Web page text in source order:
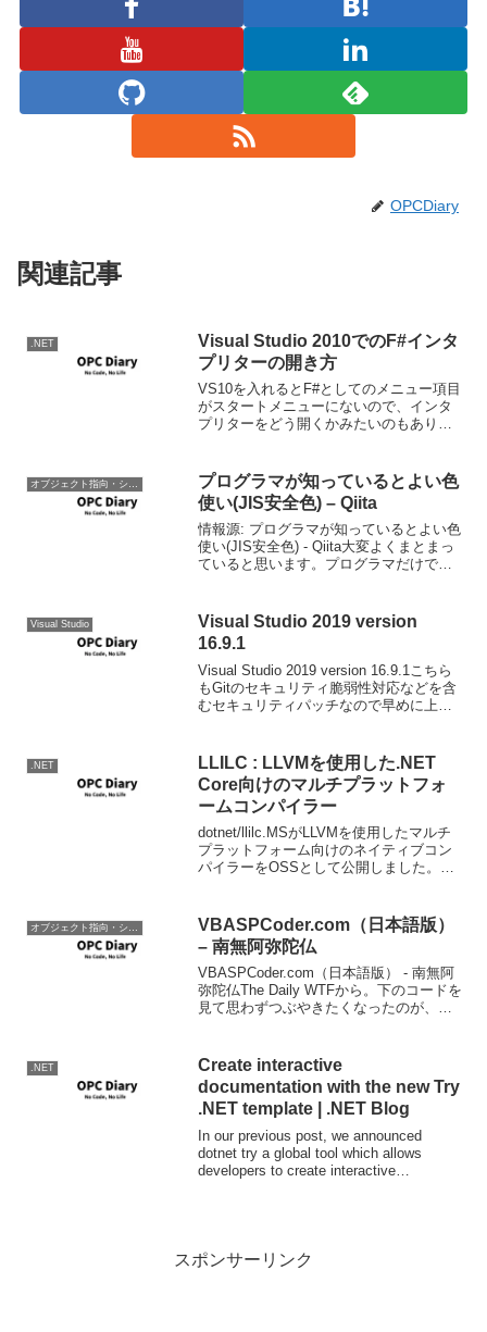
OPCDiary
関連記事
.NET
Visual Studio 2010でのF#インタ
プリターの開き方
VS10を入れるとF#としてのメニュー項目
がスタートメニューにないので、インタ
プリターをどう開くかみたいのもありま
ば必要なパスは通っているようなので
「FSi」とタ...
オブジェクト指向・システム開発
プログラマが知っているとよい色
使い(JIS安全色) – Qiita
情報源: プログラマが知っているとよい色
使い(JIS安全色) - Qiita大変よくまとまっ
ていると思います。プログラマだけでな
なる中、大変重要。現場はこれらが当...
Visual Studio
Visual Studio 2019 version
16.9.1
Visual Studio 2019 version 16.9.1こちら
もGitのセキュリティ脆弱性対応などを含
むセキュリティパッチなので早めに上げ
.NET
LLILC : LLVMを使用した.NET
Core向けのマルチプラットフォ
ームコンパイラー
dotnet/llilc.MSがLLVMを使用したマルチ
プラットフォーム向けのネイティブコン
パイラーをOSSとして公開しました。ラ
Backgroundを読...
オブジェクト指向・システム開発
VBASPCoder.com（日本語版）
– 南無阿弥陀仏
VBASPCoder.com（日本語版） - 南無阿
弥陀仏The Daily WTFから。下のコードを
見て思わずつぶやきたくなったのが、
.NET
Create interactive
documentation with the new Try
.NET template | .NET Blog
In our previous post, we announced
dotnet try a global tool which allows
developers to create interactive
スポンサーリンク